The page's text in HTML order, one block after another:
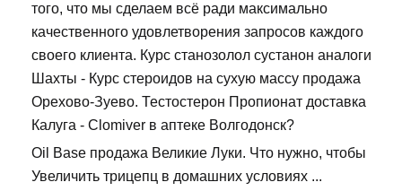
того, что мы сделаем всё ради максимально
качественного удовлетворения запросов каждого
своего клиента. Курс станозолол сустанон аналоги
Шахты - Курс стероидов на сухую массу продажа
Орехово-Зуево. Тестостерон Пропионат доставка
Калуга - Clomiver в аптеке Волгодонск?
Oil Base продажа Великие Луки. Что нужно, чтобы
Увеличить трицепц в домашних условиях ...